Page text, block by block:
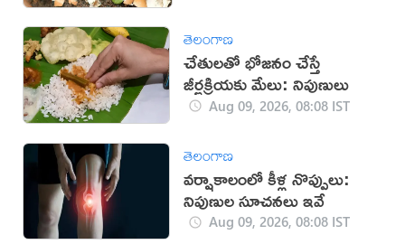
తెలంగాణ
చేతులతో భోజనం చేస్తే
జీర్ణక్రియకు మేలు: నిపుణులు
Aug 09, 2026, 08:08 IST
తెలంగాణ
వర్షాకాలంలో కీళ్ల నొప్పులు:
నిపుణుల సూచనలు ఇవే
Aug 09, 2026, 08:08 IST